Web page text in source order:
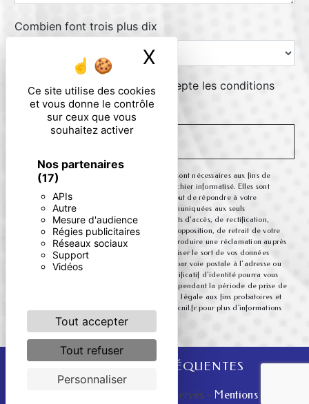
Ce site utilise des cookies
et vous donne le contrôle
sur ceux que vous
souhaitez activer
Nos partenaires
(17)
APIs
Autre
Mesure d'audience
Régies publicitaires
Réseaux sociaux
Support
Vidéos
Tout accepter
Tout refuser
Personnaliser
X Masquer le
Combien font trois plus dix
En cochant cette case, j'accepte les conditions
particulières ci-dessous **
** Les données personnelles communiquées sont nécessaires aux fins de
vous contacter et sont enregistrées dans un fichier informatisé. Elles sont
destinées à et ses sous-traitants dans le seul but de répondre à votre
message. Les données collectées seront communiquées aux seuls
destinataires suivants: . Vous disposez de droits d’accès, de rectification,
d’effacement, de portabilité, de limitation, d’opposition, de retrait de votre
consentement à tout moment et du droit d’introduire une réclamation auprès
d’une autorité de contrôle, ainsi que d’organiser le sort de vos données
post-mortem. Vous pouvez exercer ces droits par voie postale à l'adresse ou
par courrier électronique à l'adresse . Un justificatif d'identité pourra vous
être demandé. Nous conservons vos données pendant la période de prise de
contact puis pendant la durée de prescription légale aux fins probatoires et
de gestion des contentieux. Consultez le site cnil.fr pour plus d’informations
sur vos droits.
RECHERCHES FRÉQUENTES
- 2026 - Tous droits réservés - Mentions légales